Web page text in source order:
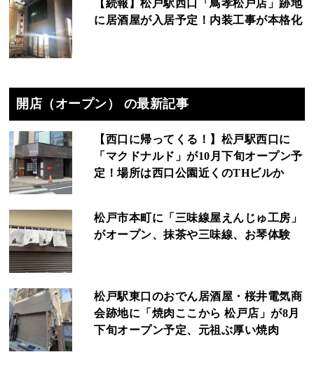
【続報】松戸駅西口「鳥孝松戸店」跡地
に居酒屋が入居予定！内装工事が本格化
開店（オープン） の最新記事
【西口に帰ってくる！】松戸駅西口に
「マクドナルド」が10月下旬オープン予
定！場所は西口公園近くのTHビルか
松戸市本町に「三味線屋えんじゅ工房」
がオープン、抹茶や三味線、お琴体験
松戸駅東口のおでん居酒屋・桜井電気商
会跡地に「焼肉ここから 松戸店」が8月
下旬オープン予定、元祖ぶ厚い焼肉